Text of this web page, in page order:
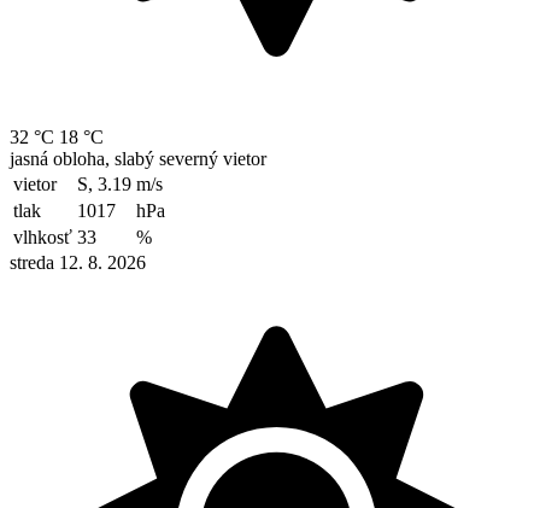
32 °C 18 °C
jasná obloha, slabý severný vietor
vietor
S, 3.19 m/s
tlak
1017
hPa
vlhkosť 33
%
streda 12. 8. 2026